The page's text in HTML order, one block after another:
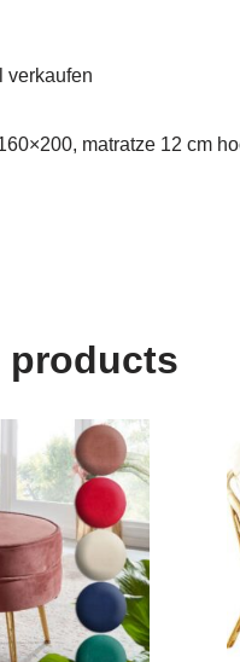
verkaufen
matratze 12 cm
products